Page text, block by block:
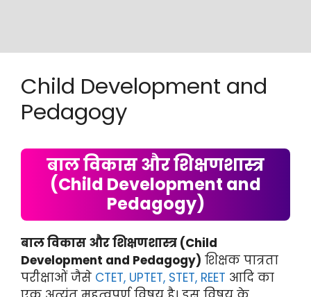
Child Development and
Pedagogy
बाल विकास और शिक्षणशास्त्र
(Child Development and
Pedagogy)
बाल विकास और शिक्षणशास्त्र (Child
Development and Pedagogy) शिक्षक पात्रता
परीक्षाओं जैसे CTET, UPTET, STET, REET आदि का